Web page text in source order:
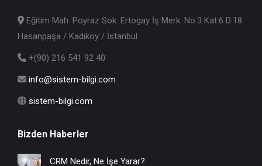
Eğitim Mah. Poyraz Sok. Ertogay İş Merk. No:3 Kat:6 D:18
Hasanpaşa / Kadıköy / İstanbul
+(90) 216 541 92 40
info@sistem-bilgi.com
sistem-bilgi.com
Bizden Haberler
CRM Nedir, Ne İşe Yarar?